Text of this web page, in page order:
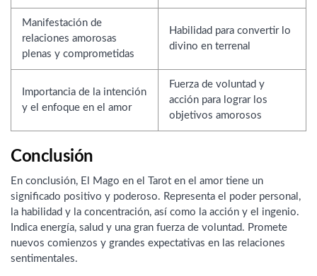
Manifestación de
relaciones amorosas
plenas y comprometidas
Habilidad para convertir lo
divino en terrenal
Importancia de la intención
y el enfoque en el amor
Fuerza de voluntad y
acción para lograr los
objetivos amorosos
Conclusión
En conclusión, El Mago en el Tarot en el amor tiene un
significado positivo y poderoso. Representa el poder personal,
la habilidad y la concentración, así como la acción y el ingenio.
Indica energía, salud y una gran fuerza de voluntad. Promete
nuevos comienzos y grandes expectativas en las relaciones
sentimentales.